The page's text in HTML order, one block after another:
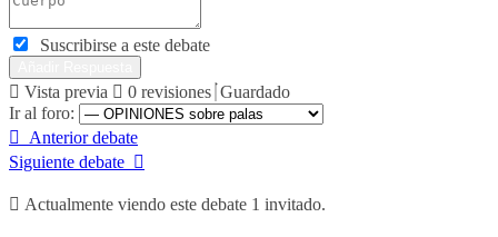
Suscribirse a este debate
Vista previa 0 revisiones Guardado
Ir al foro:
Anterior debate
Siguiente debate
Actualmente viendo este debate 1 invitado.